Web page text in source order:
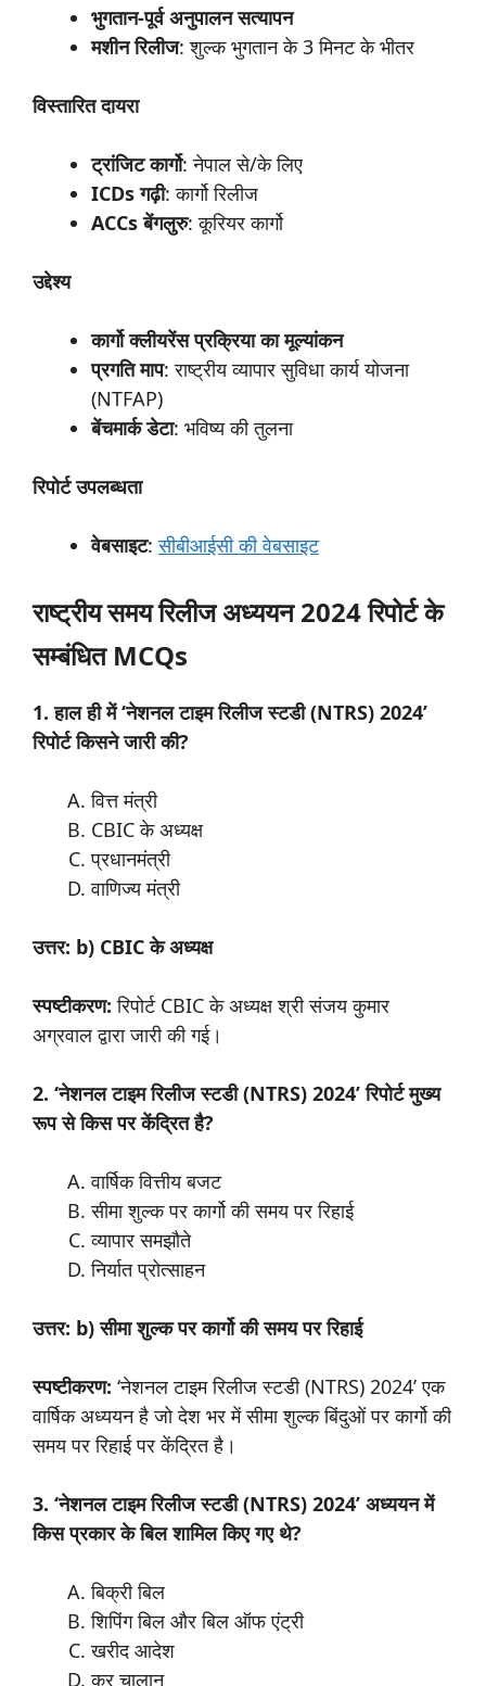
भुगतान-पूर्वअनुपालनसत्यापन
मशीनरिलीज: शुल्क भुगतान के 3 मिनट के भीतर
विस्तारितदायरा
ट्रांजिटकार्गो: नेपाल से/के लिए
ICDs गढ़ी: कार्गो रिलीज
ACCs बेंगलुरु: कूरियर कार्गो
उद्देश्य
कार्गोक्लीयरेंसप्रक्रियाकामूल्यांकन
प्रगतिमाप: राष्ट्रीय व्यापार सुविधा कार्य योजना
(NTFAP)
बेंचमार्कडेटा: भविष्य की तुलना
रिपोर्टउपलब्धता
वेबसाइट:सीबीआईसी की वेबसाइट
राष्ट्रीय समय रिलीज अध्ययन 2024 रिपोर्ट के
सम्बंधित MCQs
1. हाल ही में ‘नेशनल टाइम रिलीज स्टडी (NTRS) 2024’
रिपोर्ट किसने जारी की?
वित्त मंत्री
CBIC के अध्यक्ष
प्रधानमंत्री
वाणिज्य मंत्री
उत्तर: b) CBIC के अध्यक्ष
स्पष्टीकरण: रिपोर्ट CBIC के अध्यक्ष श्री संजय कुमार
अग्रवाल द्वारा जारी की गई।
2. ‘नेशनल टाइम रिलीज स्टडी (NTRS) 2024’ रिपोर्ट मुख्य
रूप से किस पर केंद्रित है?
वार्षिक वित्तीय बजट
सीमा शुल्क पर कार्गो की समय पर रिहाई
व्यापार समझौते
निर्यात प्रोत्साहन
उत्तर: b) सीमा शुल्क पर कार्गो की समय पर रिहाई
स्पष्टीकरण: ‘नेशनल टाइम रिलीज स्टडी (NTRS) 2024’ एक
वार्षिक अध्ययन है जो देश भर में सीमा शुल्क बिंदुओं पर कार्गो की
समय पर रिहाई पर केंद्रित है।
3. ‘नेशनल टाइम रिलीज स्टडी (NTRS) 2024’ अध्ययन में
किस प्रकार के बिल शामिल किए गए थे?
बिक्री बिल
शिपिंग बिल और बिल ऑफ एंट्री
खरीद आदेश
कर चालान